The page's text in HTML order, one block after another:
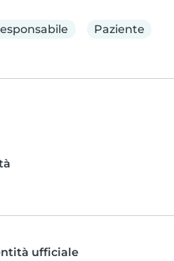
Paziente
ufficiale